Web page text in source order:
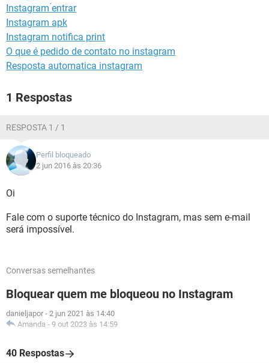
Instagram ́entrar
Instagram apk
Instagram notifica print
O que é pedido de contato no instagram
Resposta automatica instagram
1 Respostas
RESPOSTA 1 / 1
Perfil bloqueado
2 jun 2016 às 20:36
Oi
Fale com o suporte técnico do Instagram, mas sem e-mail
será impossível.
Conversas semelhantes
Bloquear quem me bloqueou no Instagram
danieljapor - 2 jun 2021 às 14:40
Amanda - 9 out 2023 às 14:59
40 Respostas